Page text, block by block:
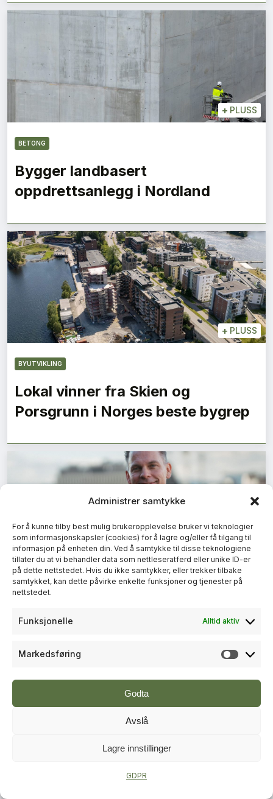
Administrer samtykke
For å kunne tilby best mulig brukeropplevelse bruker vi teknologier
som informasjonskapsler (cookies) for å lagre og/eller få tilgang til
informasjon på enheten din. Ved å samtykke til disse teknologiene
tillater du at vi behandler data som nettleseratferd eller unike ID-er
på dette nettstedet. Hvis du ikke samtykker, eller trekker tilbake
samtykket, kan dette påvirke enkelte funksjoner og tjenester på
nettstedet.
Funksjonelle Alltid aktiv
Markedsføring
Godta
Avslå
Lagre innstillinger
GDPR
+ PLUSS
BETONG
Bygger landbasert
oppdrettsanlegg i Nordland
+ PLUSS
BYUTVIKLING
Lokal vinner fra Skien og
Porsgrunn i Norges beste bygrep
+ PLUSS
RÅDGIVNING
én milliard kroner i andre kvartal